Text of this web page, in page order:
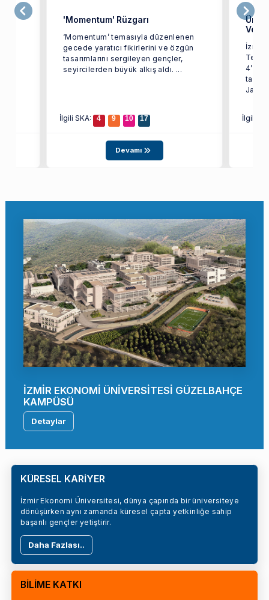
'Momentum' Rüzgarı
‘Momentum’ temasıyla düzenlenen
gecede yaratıcı fikirlerini ve özgün
tasarımlarını sergileyen gençler,
seyircilerden büyük alkış aldı. ...
İlgili SKA: 4 9 10 17
Devamı
Ünlü
Verdi
İzmir
İlgili
İZMİR EKONOMİ ÜNİVERSİTESİ GÜZELBAHÇE
KAMPÜSÜ
Detaylar
KÜRESEL KARİYER
İzmir Ekonomi Üniversitesi, dünya çapında bir üniversiteye
dönüşürken aynı zamanda küresel çapta yetkinliğe sahip
başarılı gençler yetiştirir.
Daha Fazlası..
BİLİME KATKI